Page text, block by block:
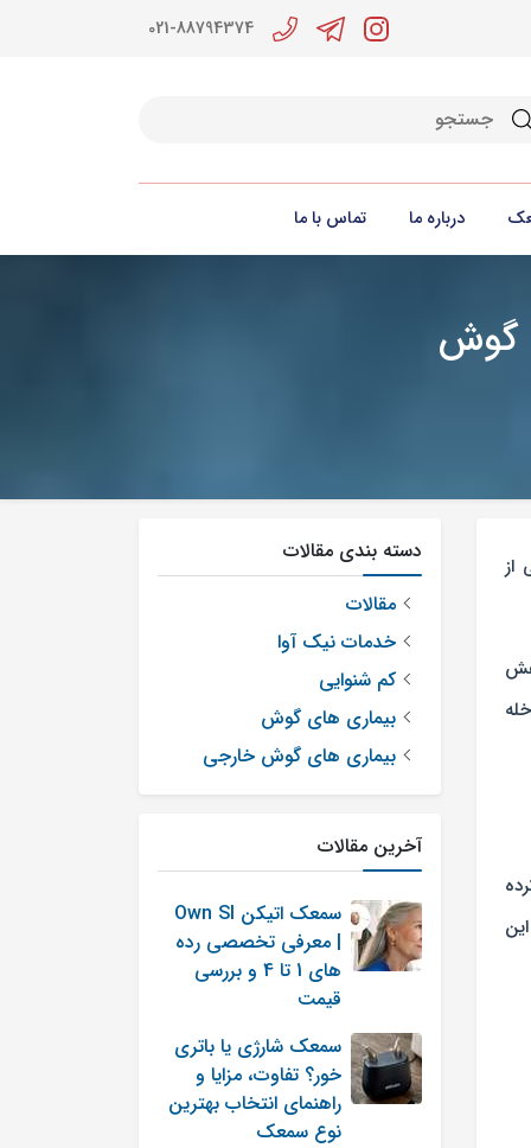
021-88794374
درباره ما تماس با ما
گوش
به ‌درجاتی از
دسته بندی مقالات
مقالات
خدمات نیک آوا
کم شنوایی
بیماری های گوش
بیماری های گوش خارجی
آخرین مقالات
سمعک اتیکن Own SI
| معرفی تخصصی رده
های 1 تا 4 و بررسی
قیمت
سمعک شارژی یا باتری
خور؟ تفاوت، مزایا و
راهنمای انتخاب بهترین
نوع سمعک